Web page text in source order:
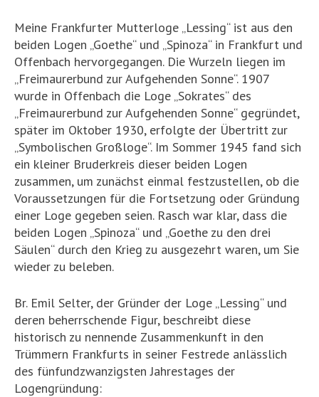
Meine Frankfurter Mutterloge „Lessing“ ist aus den
beiden Logen „Goethe“ und „Spinoza“ in Frankfurt und
Offenbach hervorgegangen. Die Wurzeln liegen im
„Freimaurerbund zur Aufgehenden Sonne“. 1907
wurde in Offenbach die Loge „Sokrates“ des
„Freimaurerbund zur Aufgehenden Sonne“ gegründet,
später im Oktober 1930, erfolgte der Übertritt zur
„Symbolischen Großloge“. Im Sommer 1945 fand sich
ein kleiner Bruderkreis dieser beiden Logen
zusammen, um zunächst einmal festzustellen, ob die
Voraussetzungen für die Fortsetzung oder Gründung
einer Loge gegeben seien. Rasch war klar, dass die
beiden Logen „Spinoza“ und „Goethe zu den drei
Säulen“ durch den Krieg zu ausgezehrt waren, um Sie
wieder zu beleben.
Br. Emil Selter, der Gründer der Loge „Lessing“ und
deren beherrschende Figur, beschreibt diese
historisch zu nennende Zusammenkunft in den
Trümmern Frankfurts in seiner Festrede anlässlich
des fünfundzwanzigsten Jahrestages der
Logengründung: